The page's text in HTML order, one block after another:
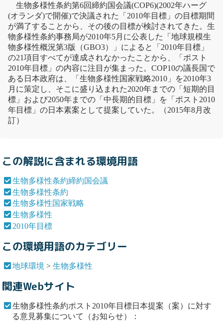
生物多様性条約第6回締約国会議(COP6)(2002年ハーグ
(オランダ)で開催)で決議された「 2010年目標 」の目標期間
が満了することから、その後の目標が検討されてきた。 生
物多様性条約事務局が2010年5月に公表した「地球規模生
物多様性概況第3版（GBO3）」によると「 2010年目標 」
の21項目すべてが達成されなかったことから、「ポスト
2010年目標 」の内容に注目が集まった。COP10の議長国で
ある日本政府は、「 生物多様性国家戦略2010」を2010年3
月に策定し、そこに盛り込まれた2020年までの「短期的目
標」および2050年までの「中長期的目標」を「ポスト 2010
年目標 」の日本素案として提案していた。（2015年8月改
訂）
この解説に含まれる環境用語
生物多様性条約締約国会議
生物多様性条約
生物多様性国家戦略
生物多様性
2010年目標
この環境用語のカテゴリー
地球環境 >生物多様性
関連Webサイト
生物多様性条約ポスト2010年目標日本提案（案）に対す
る意見募集について（お知らせ）：